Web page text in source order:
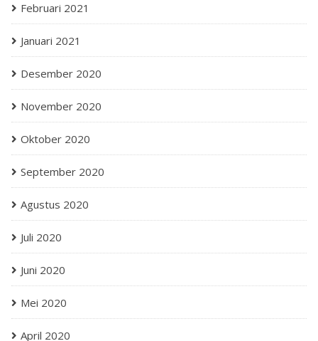
Februari 2021
Januari 2021
Desember 2020
November 2020
Oktober 2020
September 2020
Agustus 2020
Juli 2020
Juni 2020
Mei 2020
April 2020